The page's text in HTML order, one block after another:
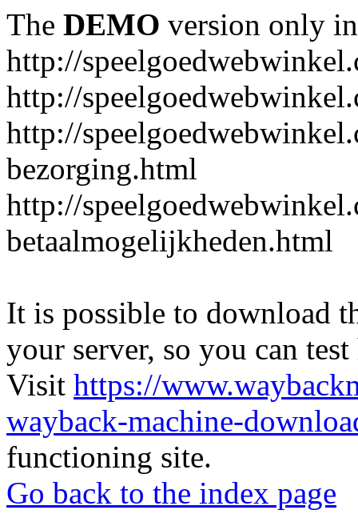
The DEMO version only
http://
http://
http://
bezorging.html
http://
betaalmogelijkheden.html
It is possible to download
your server, so you can
Visit https://
wayback-machine-
functioning site.
Go back to the index page